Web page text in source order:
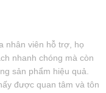
nhân viên hỗ trợ, họ
nhanh chóng mà còn
sản phẩm hiệu quả.
được quan tâm và tôn